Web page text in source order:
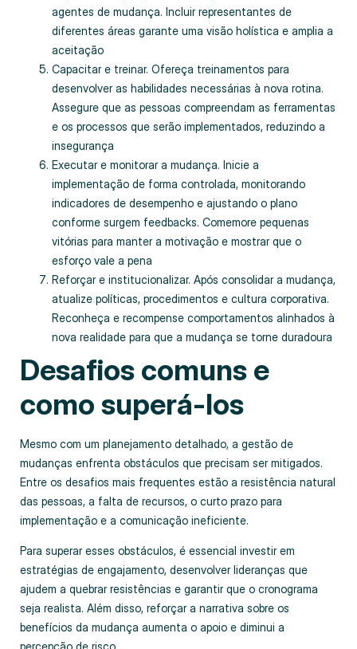
agentes de mudança. Incluir representantes de
diferentes áreas garante uma visão holística e amplia a
aceitação
Capacitar e treinar. Ofereça treinamentos para
desenvolver as habilidades necessárias à nova rotina.
Assegure que as pessoas compreendam as ferramentas
e os processos que serão implementados, reduzindo a
insegurança
Executar e monitorar a mudança. Inicie a
implementação de forma controlada, monitorando
indicadores de desempenho e ajustando o plano
conforme surgem feedbacks. Comemore pequenas
vitórias para manter a motivação e mostrar que o
esforço vale a pena
Reforçar e institucionalizar. Após consolidar a mudança,
atualize políticas, procedimentos e cultura corporativa.
Reconheça e recompense comportamentos alinhados à
nova realidade para que a mudança se torne duradoura
Desafios comuns e
como superá‑los
Mesmo com um planejamento detalhado, a gestão de
mudanças enfrenta obstáculos que precisam ser mitigados.
Entre os desafios mais frequentes estão a resistência natural
das pessoas, a falta de recursos, o curto prazo para
implementação e a comunicação ineficiente.
Para superar esses obstáculos, é essencial investir em
estratégias de engajamento, desenvolver lideranças que
ajudem a quebrar resistências e garantir que o cronograma
seja realista. Além disso, reforçar a narrativa sobre os
benefícios da mudança aumenta o apoio e diminui a